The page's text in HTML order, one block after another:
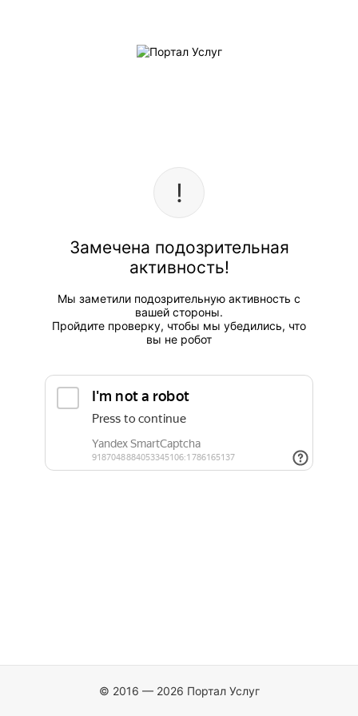
Замечена подозрительная
активность!
Мы заметили подозрительную активность с
вашей стороны.
Пройдите проверку, чтобы мы убедились, что
вы не робот
© 2016 — 2026 Портал Услуг